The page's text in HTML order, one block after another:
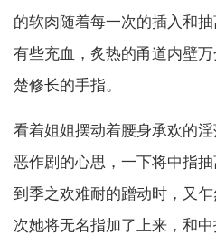
的软肉随着每一次的插入和
有些充血，炙热的甬道内壁
楚修长的手指。
看着姐姐摆动着腰身承欢的
恶作剧的心思，一下将中指
到季之欢难耐的蹭动时，又
次她将无名指加了上来，和